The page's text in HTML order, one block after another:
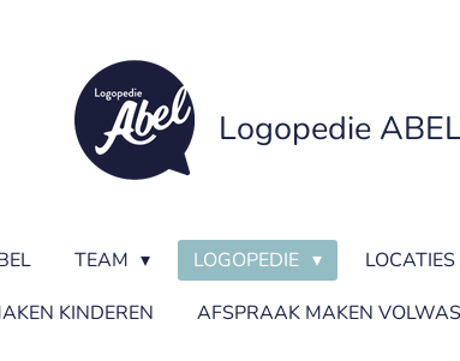
Logopedie
TEAM LOGOPEDIE LOCATIES
KINDEREN
AFSPRAAK MAKEN